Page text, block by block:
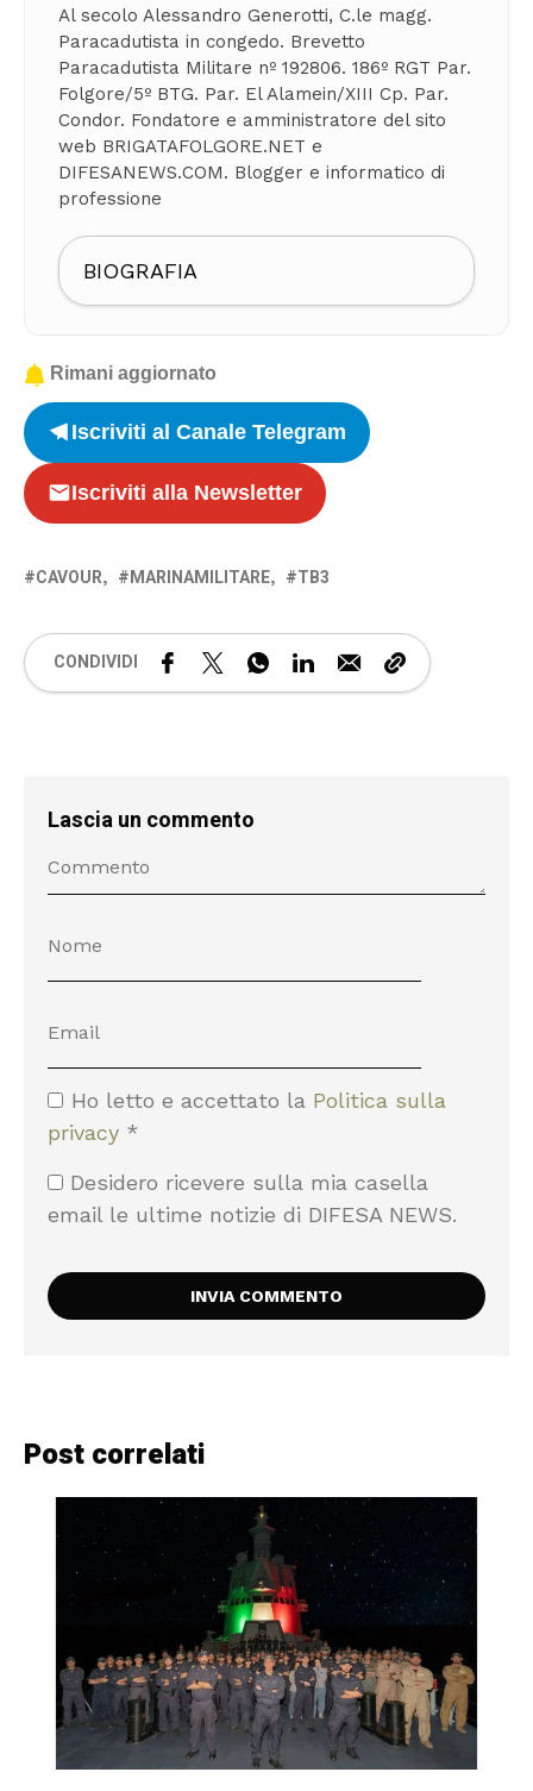
Al secolo Alessandro Generotti, C.le magg.
Paracadutista in congedo. Brevetto
Paracadutista Militare nº 192806. 186º RGT Par.
Folgore/5º BTG. Par. El Alamein/XIII Cp. Par.
Condor. Fondatore e amministratore del sito
web BRIGATAFOLGORE.NET e
DIFESANEWS.COM. Blogger e informatico di
professione
BIOGRAFIA
Rimani aggiornato
Iscriviti al Canale Telegram
Iscriviti alla Newsletter
CAVOUR MARINAMILITARE TB3
CONDIVIDI
Lascia un commento
Ho letto e accettato la Politica sulla
privacy *
Desidero ricevere sulla mia casella
email le ultime notizie di DIFESA NEWS.
Post correlati